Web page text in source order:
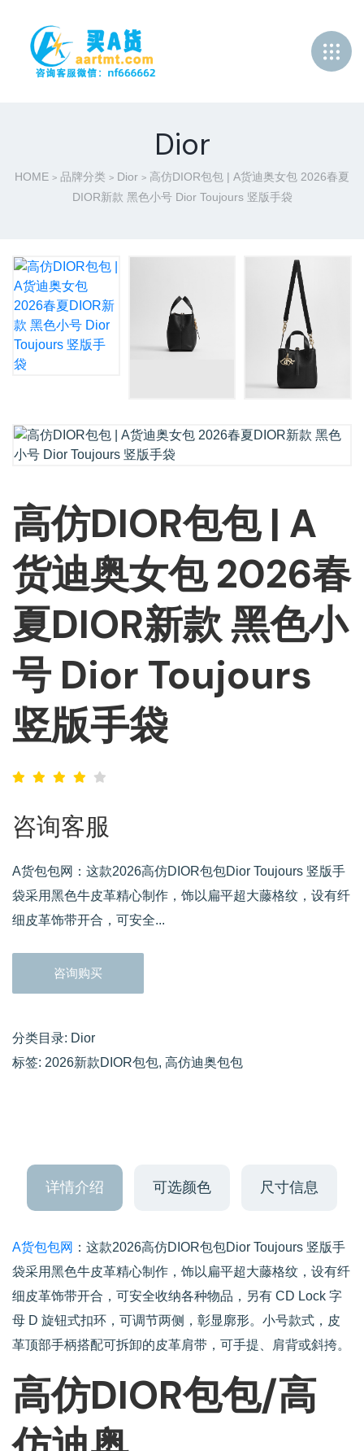
Dior
HOME > 品牌分类 > Dior > 高仿DIOR包包 | A货迪奥女包 2026春夏
DIOR新款 黑色小号 Dior Toujours 竖版手袋
高仿DIOR包包 | A
货迪奥女包 2026春
夏DIOR新款 黑色小
号 Dior Toujours
竖版手袋
咨询客服
A货包包网：这款2026高仿DIOR包包Dior Toujours 竖版手
袋采用黑色牛皮革精心制作，饰以扁平超大藤格纹，设有纤
细皮革饰带开合，可安全...
咨询购买
分类目录: Dior
标签: 2026新款DIOR包包, 高仿迪奥包包
详情介绍 可选颜色 尺寸信息
A货包包网 ：这款2026高仿DIOR包包Dior Toujours 竖版手
袋采用黑色牛皮革精心制作，饰以扁平超大藤格纹，设有纤
细皮革饰带开合，可安全收纳各种物品，另有 CD Lock 字
母 D 旋钮式扣环，可调节两侧，彰显廓形。小号款式，皮
革顶部手柄搭配可拆卸的皮革肩带，可手提、肩背或斜挎。
高仿DIOR包包/高